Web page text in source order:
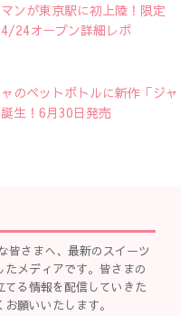
ンが東京駅に初上陸！限定
4/24オープン詳細レポ
のペットボトルに新作「ジャ
生！6月30日発売
皆さまへ、最新のスイーツ
メディアです。皆さまの
る情報を配信していきた
願いいたします。